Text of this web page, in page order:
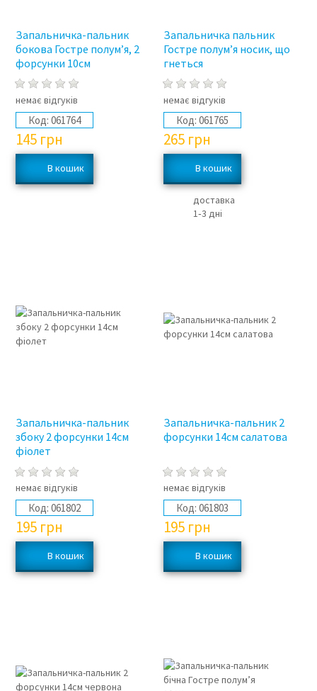
Запальничка-пальник
бокова Гостре полум’я, 2
форсунки 10см
немає відгуків
Код: 061764
145 грн
Запальничка пальник
Гостре полум’я носик, що
гнеться
немає відгуків
Код: 061765
265 грн
доставка
1‑3 дні
Запальничка-пальник
збоку 2 форсунки 14см
фіолет
немає відгуків
Код: 061802
195 грн
Запальничка-пальник 2
форсунки 14см салатова
немає відгуків
Код: 061803
195 грн